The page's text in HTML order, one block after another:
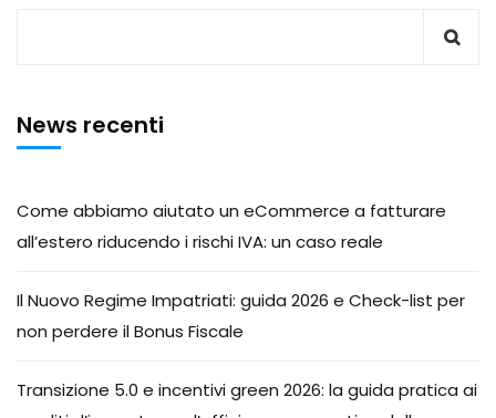
News recenti
Come abbiamo aiutato un eCommerce a fatturare
all’estero riducendo i rischi IVA: un caso reale
Il Nuovo Regime Impatriati: guida 2026 e Check-list per
non perdere il Bonus Fiscale
Transizione 5.0 e incentivi green 2026: la guida pratica ai